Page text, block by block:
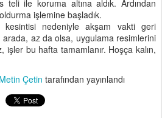
teli ile koruma altına aldık. Ardından
işlemine başladık.
nedeniyle akşam vakti geri
arada, az da olsa, uygulama resimlerini
işler bu hafta tamamlanır. Hoşça kalın,
Metin Çetin tarafından yayınlandı